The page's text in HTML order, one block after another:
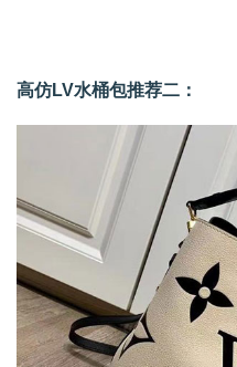
高仿LV水桶包推荐二：